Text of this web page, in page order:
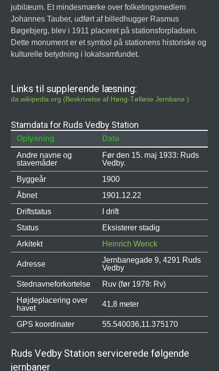
jubilæum. Et mindesmærke over folketingsmedlem
Johannes Tauber, udført af billedhugger Rasmus
Bøgebjerg, blev i 1911 placeret på stationsforpladsen.
Dette monument er et symbol på stationens historiske og
kulturelle betydning i lokalsamfundet.
Links til supplerende læsning:
da.wikipedia.org (Beskrivelse af Høng-Tølløse Jernbane )
Stamdata for Ruds Vedby Station
Oplysning
Data
Andre navne og
stavemåder
Før den 15. maj 1933: Ruds
Vedby.
Byggeår
1900
Åbnet
1901.12.22
Driftstatus
I drift
Status
Eksisterer stadig
Arkitekt
Heinrich Wenck
Adresse
Jernbanegade 9, 4291 Ruds
Vedby
Stednavneforkortelse
Ruv (før 1979: Rv)
Højdeplacering over
havet
41,8 meter
GPS koordinater 55.540036,11.375170
Ruds Vedby Station servicerede følgende
jernbaner